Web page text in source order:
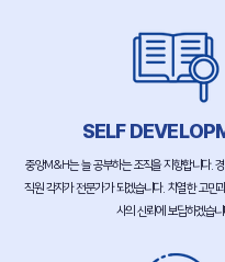
SELF
중앙M&H는 늘 공부하는 조직을 지향합니다.
직원 각자가 전문가가 되겠습니다. 치열한 고민
사의 신뢰에 보답하겠습니